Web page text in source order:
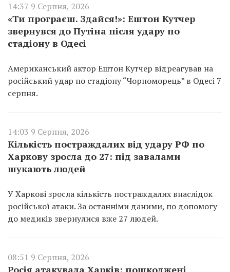
14:37 9 Серпня, 2026
«Ти програєш. Здайся!»: Ештон Кутчер
звернувся до Путіна після удару по
стадіону в Одесі
Американський актор Ештон Кутчер відреагував на
російський удар по стадіону “Чорноморець” в Одесі 7
серпня.
14:03 9 Серпня, 2026
Кількість постраждалих від удару РФ по
Харкову зросла до 27: під завалами
шукають людей
У Харкові зросла кількість постраждалих внаслідок
російської атаки. За останніми даними, по допомогу
до медиків звернулися вже 27 людей.
08:51 9 Серпня, 2026
Росія атакувала Харків: пошкоджені